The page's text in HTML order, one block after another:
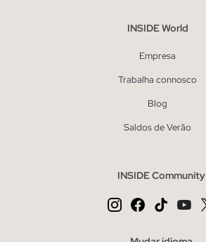
INSIDE World
Empresa
Trabalha connosco
Blog
Saldos de Verão
INSIDE Community